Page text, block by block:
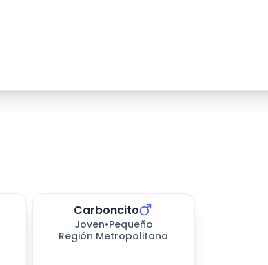
Carboncito
Joven•Pequeño
Región Metropolitana